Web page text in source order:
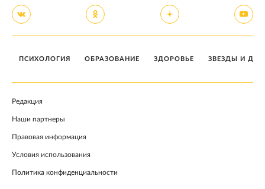
ПСИХОЛОГИЯ ОБРАЗОВАНИЕ ЗДОРОВЬЕ ЗВЕЗДЫ И
Редакция
Наши партнеры
Правовая информация
Условия использования
Политика конфиденциальности